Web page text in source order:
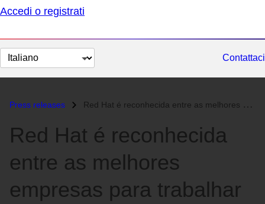
Accedi o registrati
Cambia
lingua
Contattaci
Press releases Red Hat é reconhecida entre as melhores empresas para trabalhar no Bra...
Red Hat é reconhecida
entre as melhores
empresas para trabalhar